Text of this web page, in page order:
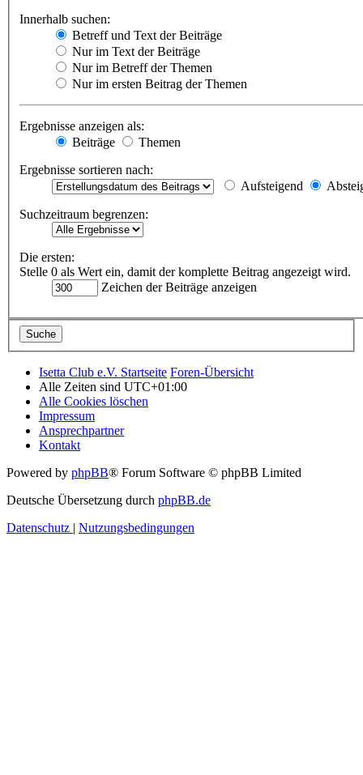
Innerhalb suchen:
Betreff und Text der Beiträge
Nur im Text der Beiträge
Nur im Betreff der Themen
Nur im ersten Beitrag der Themen
Ergebnisse anzeigen als:
Beiträge
Themen
Ergebnisse sortieren nach:
Aufsteigend
Suchzeitraum begrenzen:
Die ersten:
Stelle 0 als Wert ein, damit der komplette Beitrag angezeigt wird.
Zeichen der Beiträge anzeigen
Isetta Club e.V. Startseite Foren-Übersicht
Alle Zeiten sind UTC+01:00
Alle Cookies löschen
Impressum
Ansprechpartner
Kontakt
Powered by phpBB® Forum Software © phpBB Limited
Deutsche Übersetzung durch phpBB.de
Datenschutz | Nutzungsbedingungen